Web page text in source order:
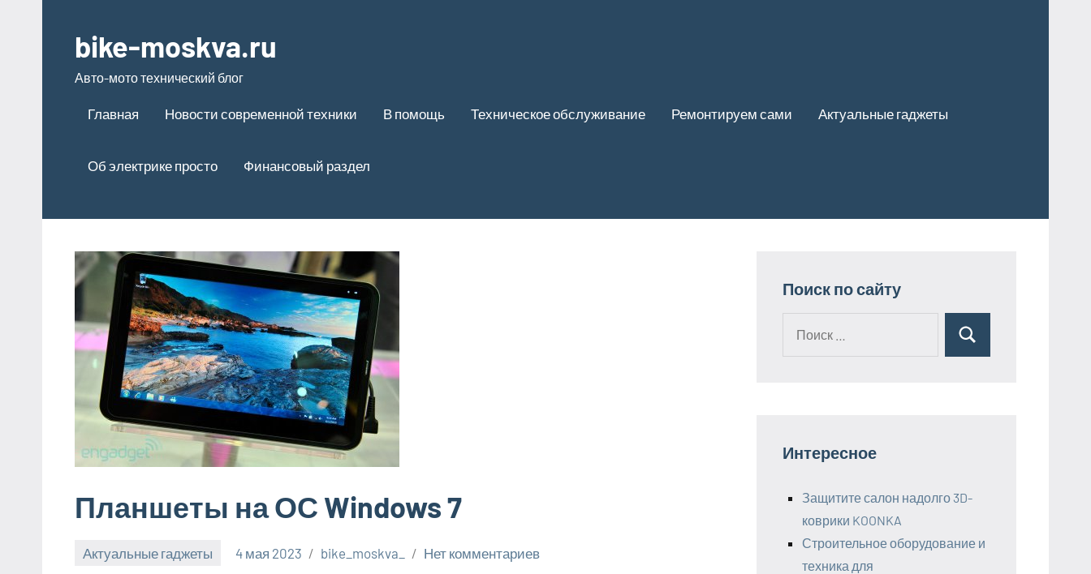
содержимому
bike-moskva.ru
Авто-мото технический блог
Главная Новости современной техники В помощь Техническое обслуживание Ремонтируем сами Актуальные гаджеты
Об электрике просто Финансовый раздел
Планшеты на ОС Windows 7
Актуальные гаджеты 4 мая 2023 bike_moskva_ Нет комментариев
Поиск по сайту
Поиск
Интересное
Защитите салон надолго 3D-
коврики KOONKA
Строительное оборудование и
техника для